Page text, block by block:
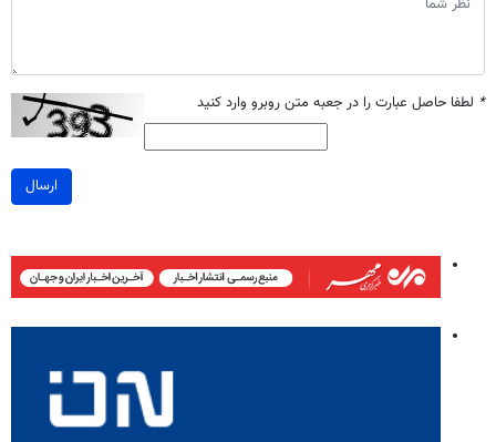
* لطفا حاصل عبارت را در جعبه متن روبرو وارد کنید
ارسال